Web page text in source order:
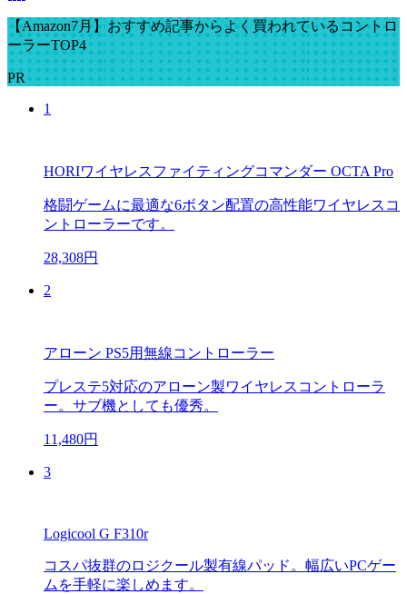
【Amazon7月】おすすめ記事からよく買われているコントロ
ーラーTOP4
PR
1
HORIワイヤレスファイティングコマンダー OCTA Pro
格闘ゲームに最適な6ボタン配置の高性能ワイヤレスコ
ントローラーです。
28,308円
2
アローン PS5用無線コントローラー
プレステ5対応のアローン製ワイヤレスコントローラ
ー。サブ機としても優秀。
11,480円
3
Logicool G F310r
コスパ抜群のロジクール製有線パッド。幅広いPCゲー
ムを手軽に楽しめます。